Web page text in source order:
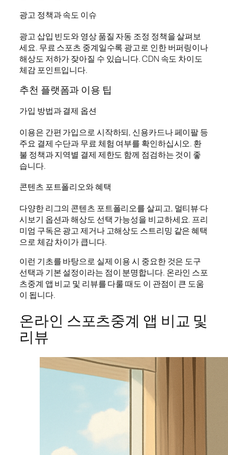
광고 정책과 속도 이슈
광고 삽입 빈도와 영상 품질 자동 조정 정책을 살펴보
세요. 무료 스포츠 중계일수록 광고로 인한 버퍼링이나
해상도 저하가 잦아질 수 있습니다. CDN 속도 차이도
체감 포인트입니다.
추천 플랫폼과 이용 팁
가입 방법과 결제 옵션
이용은 간편 가입으로 시작하되, 신용카드나 페이팔 등
주요 결제 수단과 무료 체험 여부를 확인하십시오. 환
불 정책과 지역별 결제 제한도 함께 점검하는 것이 좋
습니다.
콘텐츠 포트폴리오와 혜택
다양한 리그의 콘텐츠 포트폴리오를 살피고, 멀티뷰·다
시보기 옵션과 해상도 선택 가능성을 비교하세요. 프리
미엄 구독은 광고 제거나 고해상도 스트리밍 같은 혜택
으로 체감 차이가 큽니다.
이런 기초를 바탕으로 실제 이용 시 중요한 것은 도구
선택과 기본 설정이라는 점이 분명합니다. 온라인 스포
츠중계 앱 비교 및 리뷰를 다룰 때도 이 관점이 큰 도움
이 됩니다.
온라인 스포츠중계 앱 비교 및
리뷰